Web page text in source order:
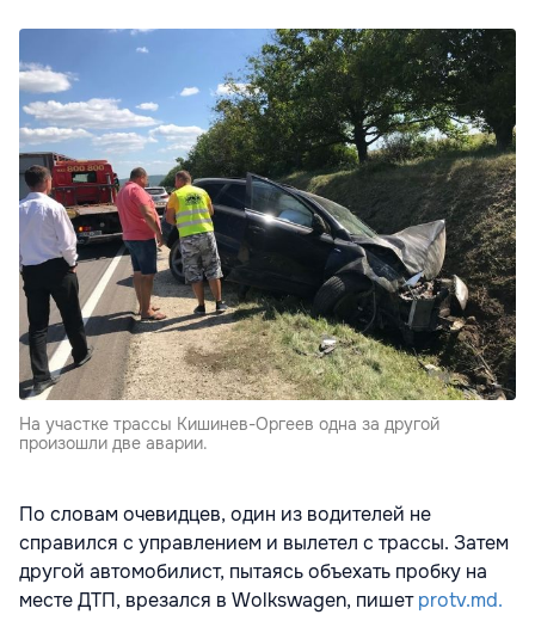
На участке трассы Кишинев-Оргеев одна за другой
произошли две аварии.
По словам очевидцев, один из водителей не
справился с управлением и вылетел с трассы. Затем
другой автомобилист, пытаясь объехать пробку на
месте ДТП, врезался в Wolkswagen, пишетprotv.md.